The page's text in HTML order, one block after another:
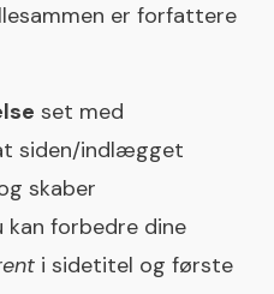
er forfattere
set med
siden/indlægget
skaber
forbedre dine
i sidetitel og første